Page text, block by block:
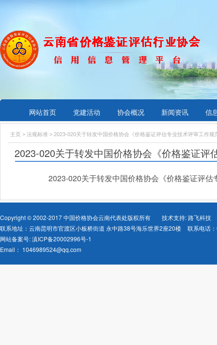
网站首页 党建活动 协会概况 新闻资讯 信
主页 > 法规标准 > 2023-020关于转发中国价格协会《价格鉴证评估专业技术评审工作规
2023-020关于转发中国价格协会《价格鉴证评
2023-020关于转发中国价格协会《价格鉴证评
Copyright © 2002-2017 中国价格协会云南代表处版权所有
技术支持: 路飞科技
联系地址：云南昆明市官渡区小板桥街道 永中路38号海乐世界2座20楼
联系电话
网站备案号:滇ICP备20002996号-1
Email： 1046989524@qq.com